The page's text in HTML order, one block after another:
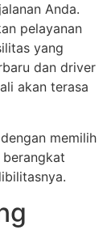
Anda.
pelayanan
yang
dan driver
akan terasa
memilih